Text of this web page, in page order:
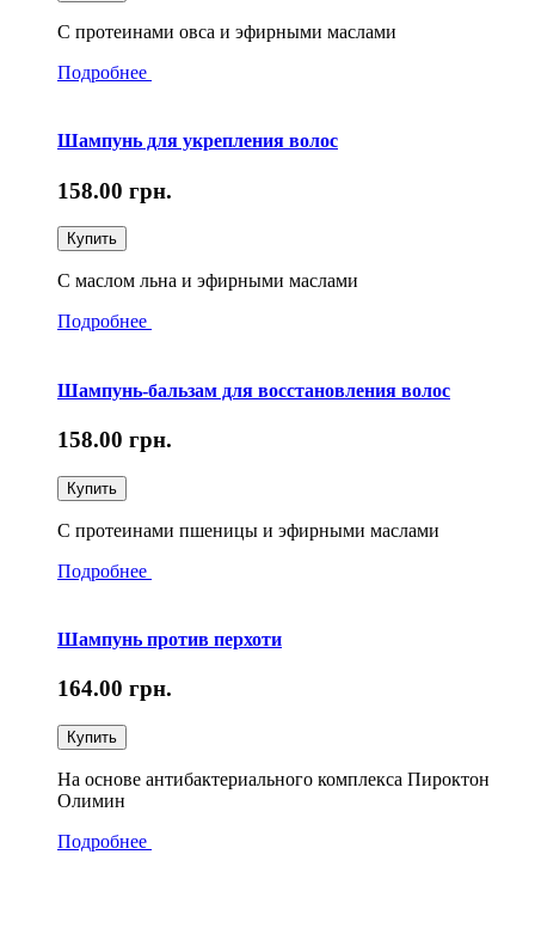
С протеинами овса и эфирными маслами
Подробнее
Шампунь для укрепления волос
158.00 грн.
Купить
С маслом льна и эфирными маслами
Подробнее
Шампунь-бальзам для восстановления волос
158.00 грн.
Купить
С протеинами пшеницы и эфирными маслами
Подробнее
Шампунь против перхоти
164.00 грн.
Купить
На основе антибактериального комплекса Пироктон
Олимин
Подробнее